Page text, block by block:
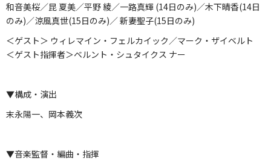
和音美桜／昆 夏美／平野 綾／一路真輝 (14日のみ)／木下晴香(14日
のみ)／涼風真世(15日のみ)／ 新妻聖子(15日のみ)
＜ゲスト＞ ウィレマイン・フェルカイック／マーク・ザイベルト
＜ゲスト指揮者＞ベルント・シュタイクス ナー
▼構成・演出
末永陽一、岡本義次
▼音楽監督・編曲・指揮